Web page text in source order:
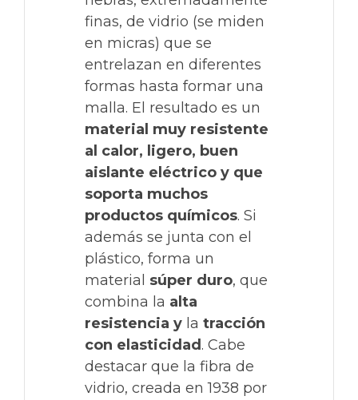
finas, de vidrio (se miden
en micras) que se
entrelazan en diferentes
formas hasta formar una
malla. El resultado es un
material muy resistente
al calor, ligero, buen
aislante eléctrico y que
soporta muchos
productos químicos. Si
además se junta con el
plástico, forma un
material súper duro, que
combina la alta
resistencia y la tracción
con elasticidad . Cabe
destacar que la fibra de
vidrio, creada en 1938 por